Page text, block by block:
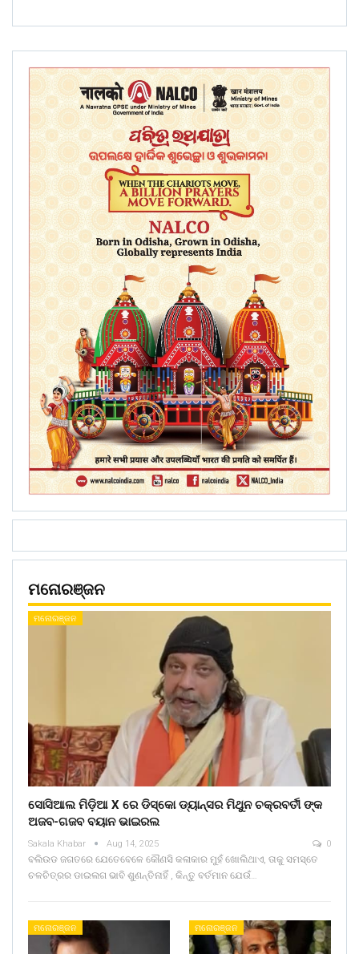
ମନୋରଞ୍ଜନ
ମନୋରଞ୍ଜନ
ସୋସିଆଲ ମିଡ଼ିଆ X ରେ ଡିସ୍କୋ ଡ୍ୟାନ୍ସର ମିଥୁନ ଚକ୍ରବର୍ତୀ ଙ୍କ
ଅଜବ-ଗଜବ ବୟାନ ଭାଇରଲ
Sakala Khabar Aug 14, 2025 0
ବଲିଉଡ ଜଗତରେ ଯେତେବେଳେ କୌଣସି କଳାକାର ମୁହଁ ଖୋଲିଥାଏ, ତାକୁ ସମସ୍ତେ
ଚଳଚିତ୍ରର ଡାଇଲଗ ଭାବି ଶୁଣନ୍ତିନାହିଁ , କିନ୍ତୁ ବର୍ତମାନ ଯେଉଁ…
ମନୋରଞ୍ଜନ ମନୋରଞ୍ଜନ